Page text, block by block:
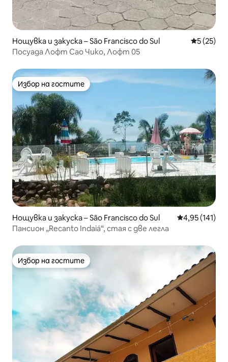
Нощувка и закуска – São Francisco do Sul Средна
5 (25)
Посуада Лофт Сао Чико, Лофт 05
Избор на гостите
Избор на гостите
Нощувка и закуска – São Francisco do Sul Средна
4,95 (141)
Пансион „Recanto Indaiá“, стая с две легла
Избор на гостите
Избор на гостите